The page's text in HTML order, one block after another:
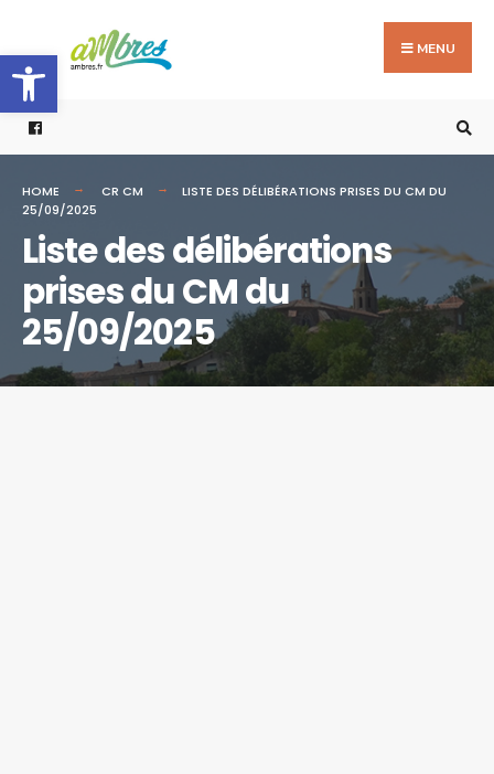
Ouvrir la barre d’outils
to
content
MENU
HOME CR CM
LISTE DES DÉLIBÉRATIONS PRISES DU CM DU
25/09/2025
Liste des délibérations
prises du CM du
25/09/2025
for: